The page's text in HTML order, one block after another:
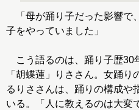
「母が踊り子だった影響で
子をやっていました」
こう語るのは、踊り子歴30
「胡蝶蓮」りささん。女踊り
るりささんは、踊りの構成や
いる。「人に教えるのは大変